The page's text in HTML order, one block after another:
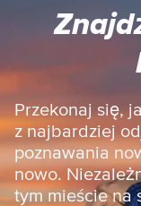
Przekonaj się,
z najbardziej
poznawania
nowo.
tym mieście na